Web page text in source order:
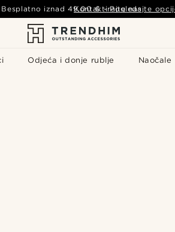
Odjeća i donje rublje Naočale
iznad49,00 € - Pogledajte
Kontaktirajte nas